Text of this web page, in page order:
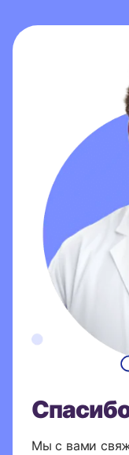
Мы с вами
Терминология
Для врачей
Для стоматологов
Для
обучения
A1-B1
+48 666 663
(Viber, Telegram,